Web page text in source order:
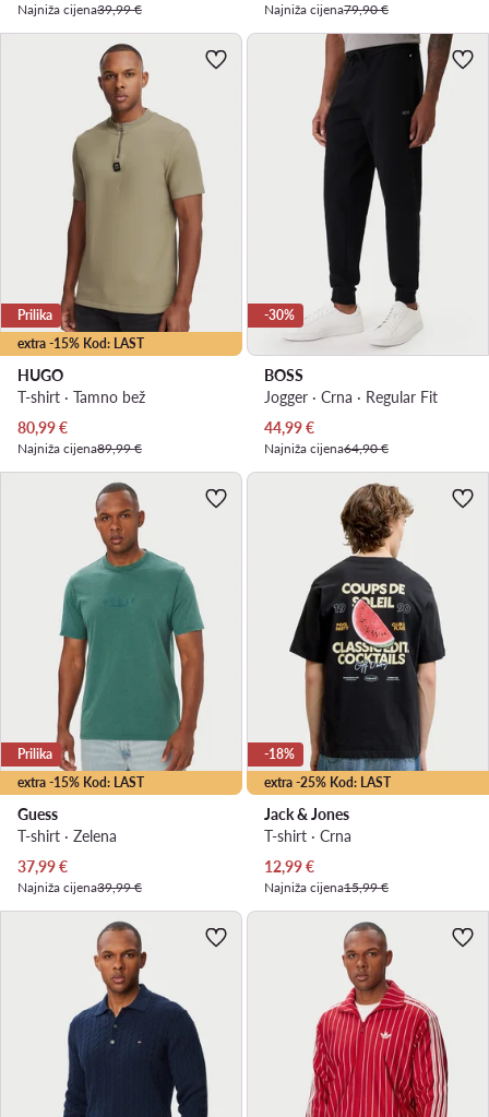
Najniža cijena39,99 € Najniža cijena79,90 €
extra -15% Kod: LAST
Prilika
HUGO
T-shirt · Tamno bež
Trenutna cijena
80,99€
Najniža cijena89,99 €
-30%
BOSS
Jogger · Crna · Regular Fit
Trenutna cijena
44,99€
Najniža cijena64,90 €
extra -15% Kod: LAST
Prilika
Guess
T-shirt · Zelena
Trenutna cijena
37,99€
Najniža cijena39,99 €
extra -25% Kod: LAST
-18%
Jack & Jones
T-shirt · Crna
Trenutna cijena
12,99€
Najniža cijena15,99 €